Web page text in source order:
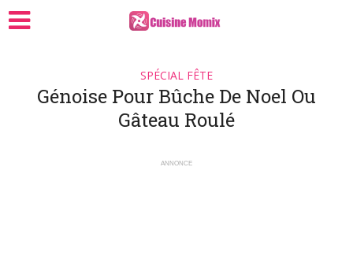
SPÉCIAL FÊTE
Génoise Pour Bûche De Noel Ou
Gâteau Roulé
ANNONCE